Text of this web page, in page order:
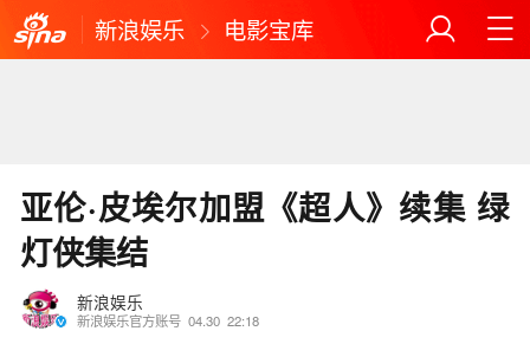
新浪娱乐 电影宝库
亚伦·皮埃尔加盟《超人》续集 绿
灯侠集结
新浪娱乐
新浪娱乐官方账号 04.30 22:18